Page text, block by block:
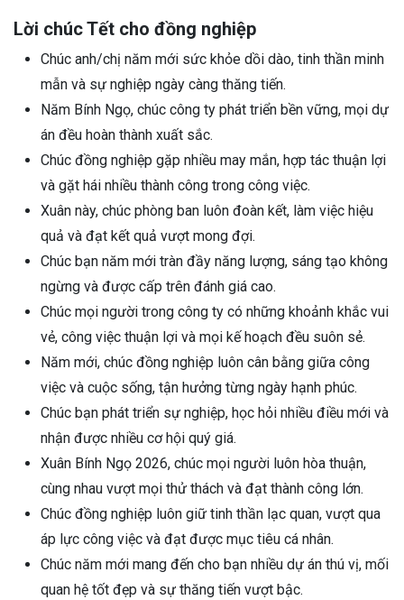
Lời chúc Tết cho đồng nghiệp
Chúc anh/chị năm mới sức khỏe dồi dào, tinh thần minh
mẫn và sự nghiệp ngày càng thăng tiến.
Năm Bính Ngọ, chúc công ty phát triển bền vững, mọi dự
án đều hoàn thành xuất sắc.
Chúc đồng nghiệp gặp nhiều may mắn, hợp tác thuận lợi
và gặt hái nhiều thành công trong công việc.
Xuân này, chúc phòng ban luôn đoàn kết, làm việc hiệu
quả và đạt kết quả vượt mong đợi.
Chúc bạn năm mới tràn đầy năng lượng, sáng tạo không
ngừng và được cấp trên đánh giá cao.
Chúc mọi người trong công ty có những khoảnh khắc vui
vẻ, công việc thuận lợi và mọi kế hoạch đều suôn sẻ.
Năm mới, chúc đồng nghiệp luôn cân bằng giữa công
việc và cuộc sống, tận hưởng từng ngày hạnh phúc.
Chúc bạn phát triển sự nghiệp, học hỏi nhiều điều mới và
nhận được nhiều cơ hội quý giá.
Xuân Bính Ngọ 2026, chúc mọi người luôn hòa thuận,
cùng nhau vượt mọi thử thách và đạt thành công lớn.
Chúc đồng nghiệp luôn giữ tinh thần lạc quan, vượt qua
áp lực công việc và đạt được mục tiêu cá nhân.
Chúc năm mới mang đến cho bạn nhiều dự án thú vị, mối
quan hệ tốt đẹp và sự thăng tiến vượt bậc.